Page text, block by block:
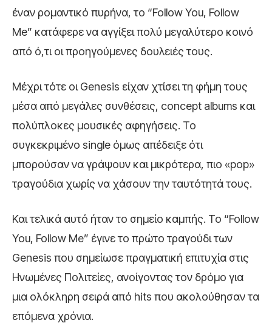
έναν ρομαντικό πυρήνα, το “Follow You, Follow
Me” κατάφερε να αγγίξει πολύ μεγαλύτερο κοινό
από ό,τι οι προηγούμενες δουλειές τους.
Μέχρι τότε οι Genesis είχαν χτίσει τη φήμη τους
μέσα από μεγάλες συνθέσεις, concept albums και
πολύπλοκες μουσικές αφηγήσεις. Το
συγκεκριμένο single όμως απέδειξε ότι
μπορούσαν να γράψουν και μικρότερα, πιο «pop»
τραγούδια χωρίς να χάσουν την ταυτότητά τους.
Και τελικά αυτό ήταν το σημείο καμπής. Το “Follow
You, Follow Me” έγινε το πρώτο τραγούδι των
Genesis που σημείωσε πραγματική επιτυχία στις
Ηνωμένες Πολιτείες, ανοίγοντας τον δρόμο για
μια ολόκληρη σειρά από hits που ακολούθησαν τα
επόμενα χρόνια.